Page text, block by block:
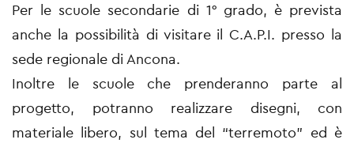
Per le scuole secondarie di 1° grado, è prevista
anche la possibilità di visitare il C.A.P.I. presso la
sede regionale di Ancona.
Inoltre le scuole che prenderanno parte al
progetto, potranno realizzare disegni, con
materiale libero, sul tema del “terremoto” ed è